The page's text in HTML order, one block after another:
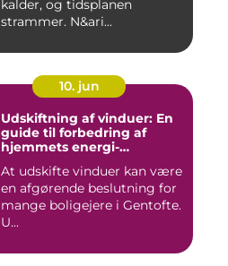
kalder, og tidsplanen
strammer. N&ari...
10. jun
Udskiftning af vinduer: En
guide til forbedring af
hjemmets energi-
At udskifte vinduer kan være
en afgørende beslutning for
mange boligejere i Gentofte.
U...